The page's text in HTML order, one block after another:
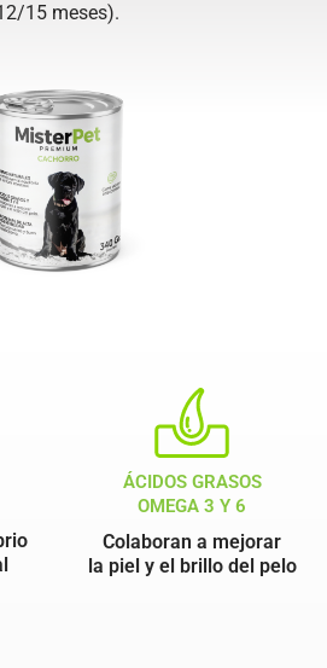
15 meses).
ÁCIDOS GRASOS
OMEGA 3 Y 6
Colaboran a mejorar
la piel y el brillo del pelo